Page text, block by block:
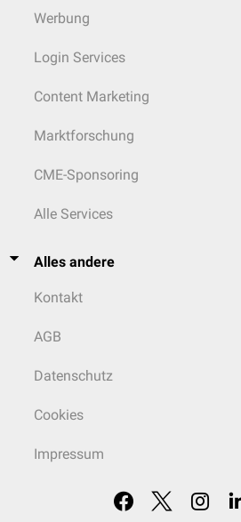
Werbung
Login Services
Content Marketing
Marktforschung
CME-Sponsoring
Alle Services
Alles andere
Kontakt
AGB
Datenschutz
Cookies
Impressum